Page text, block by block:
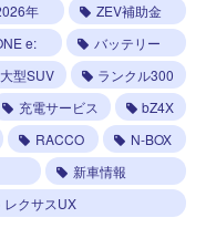
年
ZEV補助金
e:
バッテリー
大型SUV
ランクル300
充電サービス
bZ4X
RACCO
N-BOX
新車情報
レクサスUX